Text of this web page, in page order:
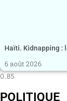
Haïti. Kidnapping :
6 août 2026
POLITIQUE